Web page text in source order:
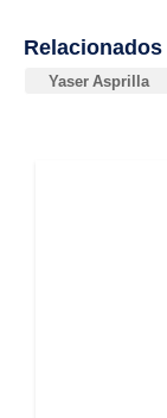
Relacionados
Yaser Asprilla